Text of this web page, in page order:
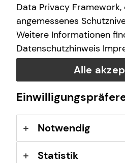
Nachricht
Ich habe die Informationen zum
und bin damit einverstanden.
Ich bin damit
selbstständige
meiner obigen Anfrage
Data Privacy Framework,
angemessenes
Weitere Informationen
Datenschutzhinweis
Alle
Notwendig
Statistik